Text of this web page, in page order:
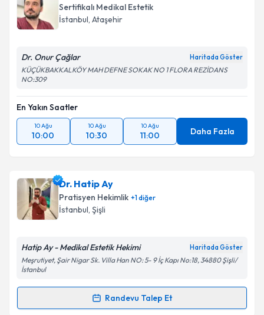
Sertifikalı Medikal Estetik
İstanbul, Ataşehir
Dr. Onur Çağlar Haritada Göster
KÜÇÜKBAKKALKÖY MAH DEFNE SOKAK NO 1 FLORA REZİDANS
NO:309
En Yakın Saatler
10 Ağu
10:00
10 Ağu
10:30
10 Ağu
11:00 Daha Fazla
Dr. Hatip Ay
Pratisyen Hekimlik +1diğer
İstanbul, Şişli
Hatip Ay - Medikal Estetik Hekimi Haritada Göster
Meşrutiyet, Şair Nigar Sk. Villa Han NO: 5- 9 İç Kapı No:18, 34880 Şişli/
İstanbul
Randevu Talep Et
Randevu Takvimi Talebi